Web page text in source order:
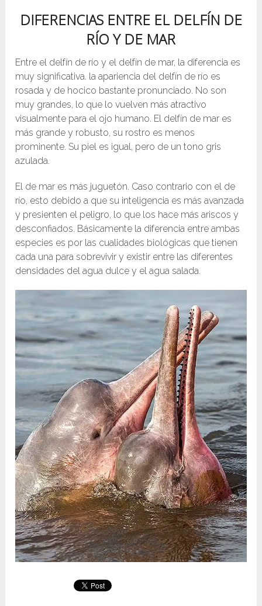
DIFERENCIAS ENTRE EL DELFÍN DE
RÍO Y DE MAR
Entre el delfín de río y el delfín de mar, la diferencia es
muy significativa. la apariencia del delfín de río es
rosada y de hocico bastante pronunciado. No son
muy grandes, lo que lo vuelven más atractivo
visualmente para el ojo humano. El delfín de mar es
más grande y robusto, su rostro es menos
prominente. Su piel es igual, pero de un tono gris
azulada.
El de mar es más juguetón. Caso contrario con el de
río, esto debido a que su inteligencia es más avanzada
y presienten el peligro, lo que los hace más ariscos y
desconfiados. Básicamente la diferencia entre ambas
especies es por las cualidades biológicas que tienen
cada una para sobrevivir y existir entre las diferentes
densidades del agua dulce y el agua salada.